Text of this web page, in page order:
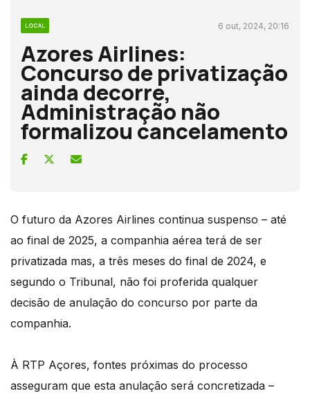
LOCAL 6 out, 2024, 20:16
Azores Airlines:
Concurso de privatização
ainda decorre,
Administração não
formalizou cancelamento
O futuro da Azores Airlines continua suspenso – até
ao final de 2025, a companhia aérea terá de ser
privatizada mas, a três meses do final de 2024, e
segundo o Tribunal, não foi proferida qualquer
decisão de anulação do concurso por parte da
companhia.
À RTP Açores, fontes próximas do processo
asseguram que esta anulação será concretizada –